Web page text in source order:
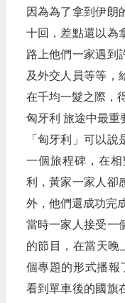
因為為了拿到伊朗
十回，差點還以為
路上他們一家遇到
及外交人員等等，
在千均一髮之際，
匈牙利 旅途中最重
「匈牙利」可以
一個旅程碑，在
利，黃家一家人卻
外，他們還成功完
當時一家人接受一
的節目，在當天晚
個專題的形式播報
看到單車後的國旗